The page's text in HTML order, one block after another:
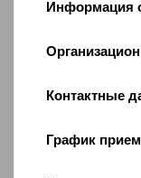
Информация
Контактные
График